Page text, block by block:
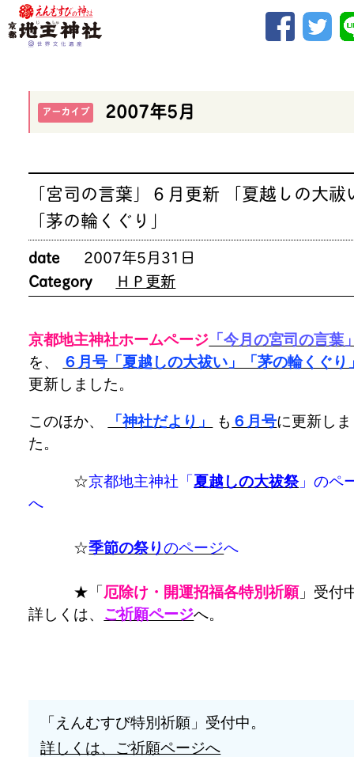
アーカイブ 2007年5月
「宮司の言葉」６月更新 「夏越しの大祓
「茅の輪くぐり」
date
2007年5月31日
Category
ＨＰ更新
京都地主神社ホームページ 「今月の宮司の言葉
を、
６月号「夏越しの大祓い」「茅の輪くぐり
更新しました。
このほか、 「神社だより」 も ６月号に更新し
た。
☆京都地主神社「夏越しの大祓祭」のペ
へ
☆季節の祭りのページへ
★「厄除け・開運招福各特別祈願」受付
詳しくは、 ご祈願ページへ。
「えんむすび特別祈願」受付中。
詳しくは、ご祈願ページへ